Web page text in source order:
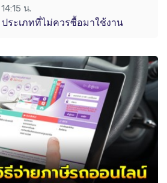
น.
ประเภทที่ไม่ควรซื้อมาใช้งาน